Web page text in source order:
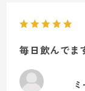
毎日飲んでま